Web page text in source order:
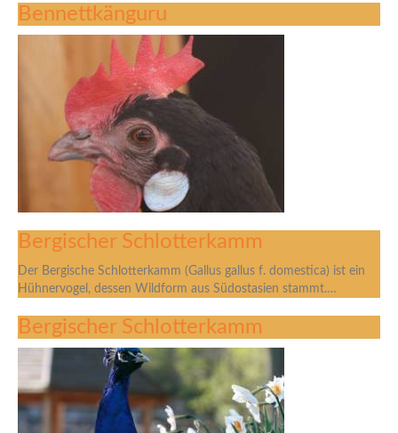
Bennettkänguru
Bergischer Schlotterkamm
Der Bergische Schlotterkamm (Gallus gallus f. domestica) ist ein
Hühnervogel, dessen Wildform aus Südostasien stammt.…
Bergischer Schlotterkamm